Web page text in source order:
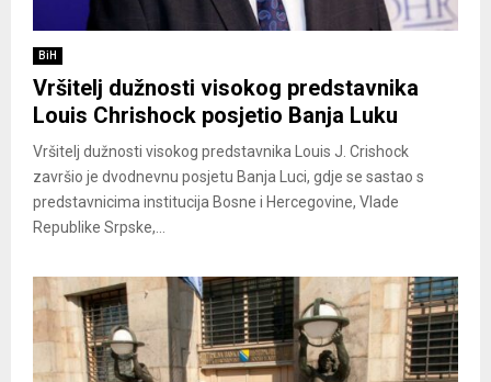
BiH
Vršitelj dužnosti visokog predstavnika
Louis Chrishock posjetio Banja Luku
Vršitelj dužnosti visokog predstavnika Louis J. Crishock
završio je dvodnevnu posjetu Banja Luci, gdje se sastao s
predstavnicima institucija Bosne i Hercegovine, Vlade
Republike Srpske,...